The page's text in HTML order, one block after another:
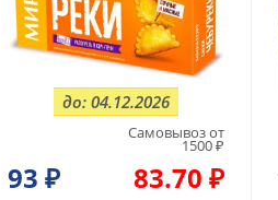
93 ₽
Самовывоз от
1500 ₽
83.70 ₽
до: 04.12.2026